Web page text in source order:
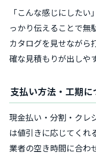
「こんな感じにした
っかり伝えることで無
カタログを見せながら
確な見積もりが出しや
支払い方法・工期
現金払い・分割・クレ
は値引きに応じてくれ
業者の空き時間に合わ